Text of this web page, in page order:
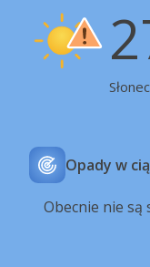
Opady w
Obecnie nie są